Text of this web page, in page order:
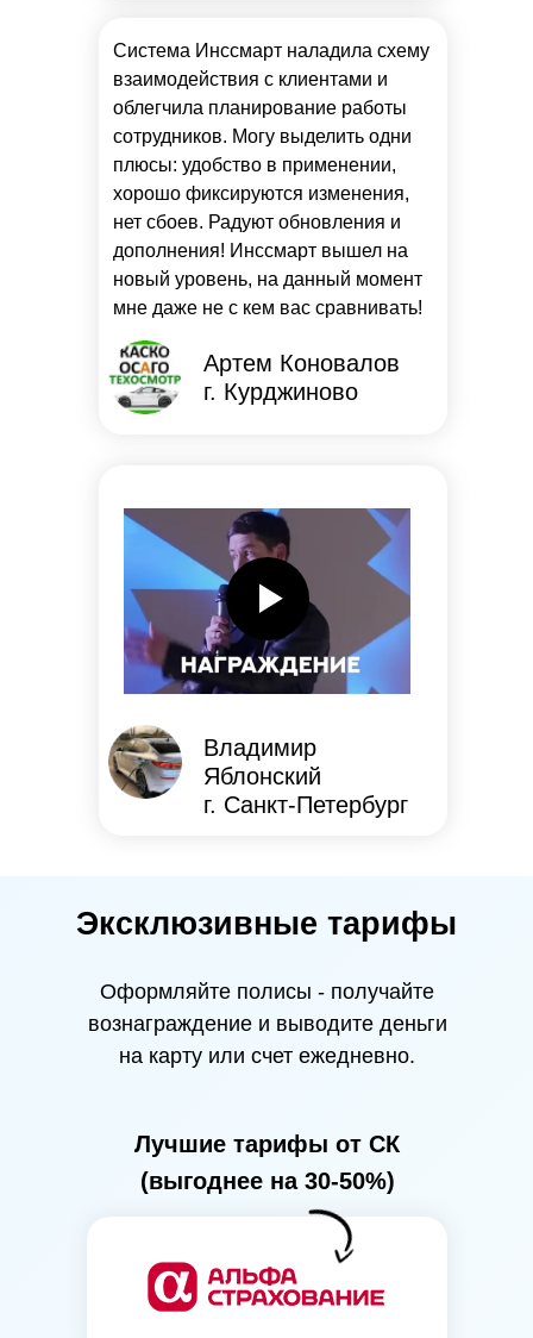
Владимир
Яблонский
г. Санкт-Петербург
Система Инссмарт наладила схему
взаимодействия с клиентами и
облегчила планирование работы
сотрудников. Могу выделить одни
плюсы: удобство в применении,
хорошо фиксируются изменения,
нет сбоев. Радуют обновления и
дополнения! Инссмарт вышел на
новый уровень, на данный момент
мне даже не с кем вас сравнивать!
Артем Коновалов
г. Курджиново
Эксклюзивные тарифы
Оформляйте полисы - получайте
вознаграждение и выводите деньги
на карту или счет ежедневно.
Лучшие тарифы от СК
(выгоднее на 30-50%)